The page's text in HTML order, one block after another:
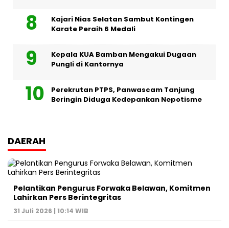
Kajari Nias Selatan Sambut Kontingen
Karate Peraih 6 Medali
Kepala KUA Bamban Mengakui Dugaan
Pungli di Kantornya
Perekrutan PTPS, Panwascam Tanjung
Beringin Diduga Kedepankan Nepotisme
DAERAH
Pelantikan Pengurus Forwaka Belawan, Komitmen
Lahirkan Pers Berintegritas
31 Juli 2026 | 10:14 WIB